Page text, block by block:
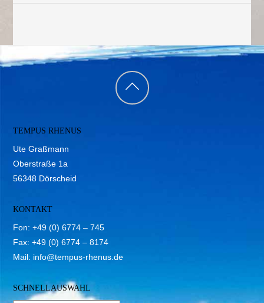
Back
TEMPUS RHENUS
Ute Graßmann
Oberstraße 1a
56348 Dörscheid
KONTAKT
Fon: +49 (0) 6774 – 745
Fax: +49 (0) 6774 – 8174
Mail: info@tempus-rhenus.de
SCHNELLAUSWAHL